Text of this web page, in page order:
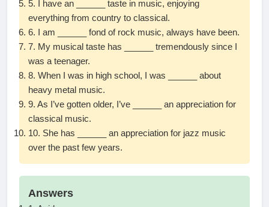
5. I have an ______ taste in music, enjoying
everything from country to classical.
6. I am ______ fond of rock music, always have been.
7. My musical taste has ______ tremendously since I
was a teenager.
8. When I was in high school, I was ______ about
heavy metal music.
9. As I’ve gotten older, I’ve ______ an appreciation for
classical music.
10. She has ______ an appreciation for jazz music
over the past few years.
Answers